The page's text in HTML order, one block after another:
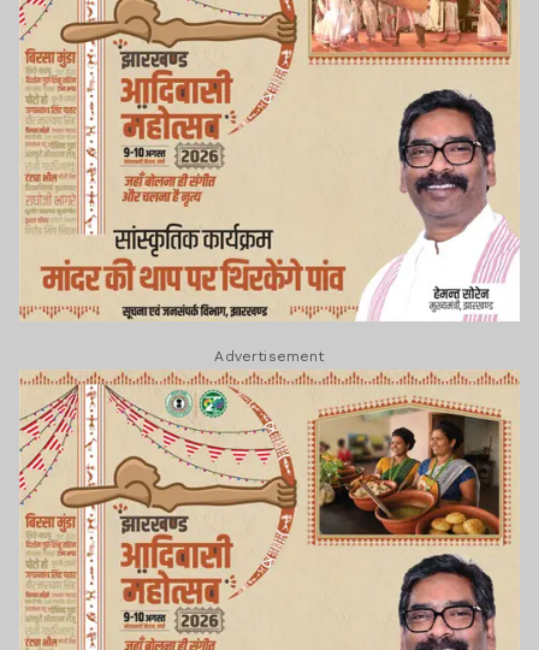
Advertisement